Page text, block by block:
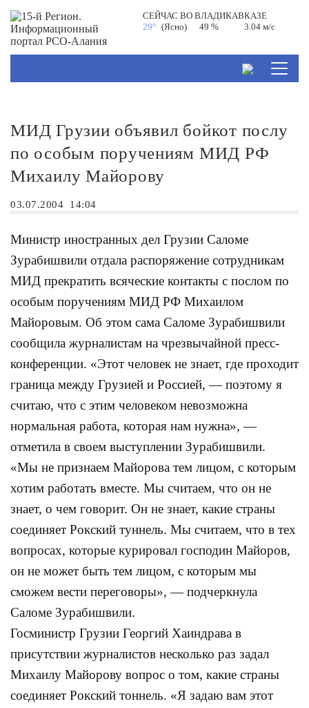
СЕЙЧАС ВОВЛАДИКАВКАЗЕ
29° (Ясно) 49 % 3.04 м/с
МИД Грузии объявил бойкот послу
по особым поручениям МИД РФ
Михаилу Майорову
03.07.2004 14:04
Министр иностранных дел Грузии Саломе
Зурабишвили отдала распоряжение сотрудникам
МИД прекратить всяческие контакты с послом по
особым поручениям МИД РФ Михаилом
Майоровым. Об этом сама Саломе Зурабишвили
сообщила журналистам на чрезвычайной пресс-
конференции. «Этот человек не знает, где проходит
граница между Грузией и Россией, — поэтому я
считаю, что с этим человеком невозможна
нормальная работа, которая нам нужна», —
отметила в своем выступлении Зурабишвили.
«Мы не признаем Майорова тем лицом, с которым
хотим работать вместе. Мы считаем, что он не
знает, о чем говорит. Он не знает, какие страны
соединяет Рокский туннель. Мы считаем, что в тех
вопросах, которые курировал господин Майоров,
он не может быть тем лицом, с которым мы
сможем вести переговоры», — подчеркнула
Саломе Зурабишвили.
Госминистр Грузии Георгий Хаиндрава в
присутствии журналистов несколько раз задал
Михаилу Майорову вопрос о том, какие страны
соединяет Рокский тоннель. «Я задаю вам этот